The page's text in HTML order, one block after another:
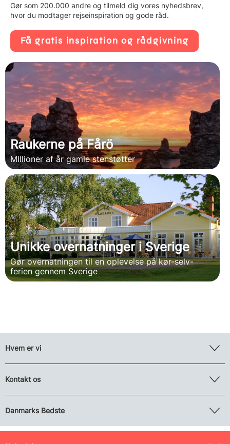
Gør som 200.000 andre og tilmeld dig vores nyhedsbrev,
hvor du modtager rejseinspiration og gode råd.
Få gratis inspiration og rådgivning
Raukerne på Fårö
MIllioner af år gamle stenstøtter
Unikke overnatninger i Sverige
Gør overnatningen til en oplevelse på kør-selv-
ferien gennem Sverige
Hvem er vi
Kontakt os
Danmarks Bedste